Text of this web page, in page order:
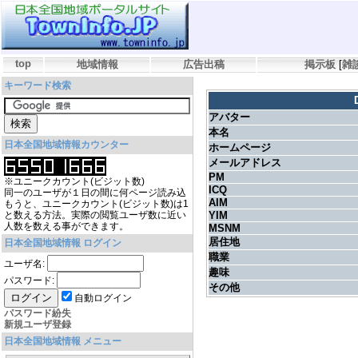
top 地域情報 広告出稿 掲示板 [雑
キーワード検索
日本全国地域情報カウンター
※ユニークカウント(ビジット数)
同一のユーザが１日の間に何ページ読み込
もうと、ユニークカウント(ビジット数)は1
と数える方法。実際の閲覧ユーザ数に近い
人数を数える事ができます。
日本全国地域情報 ログイン
ユーザ名:
パスワード:
自動ログイン
パスワード紛失
新規ユーザ登録
日本全国地域情報 メニュー
アバター
本名
ホームページ
メールアドレス
PM
ICQ
AIM
YIM
MSNM
居住地
職業
趣味
その他